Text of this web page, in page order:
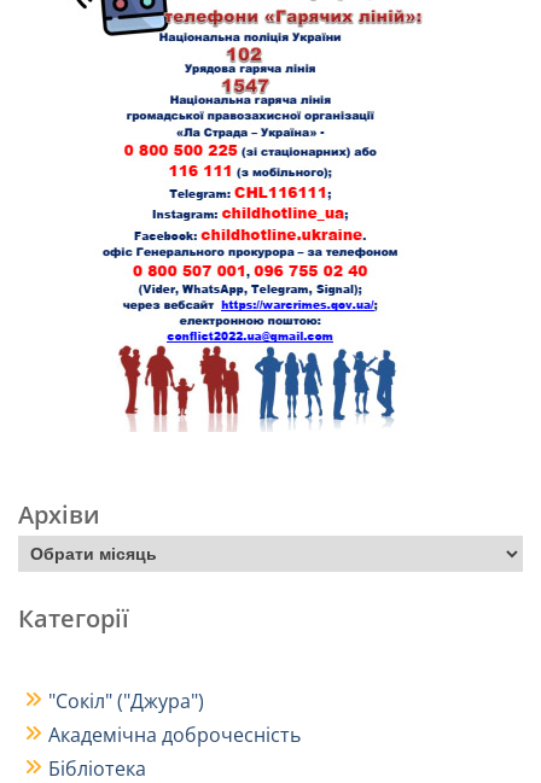
Архіви
Категорії
"Сокіл" ("Джура")
Академічна доброчесність
Бібліотека